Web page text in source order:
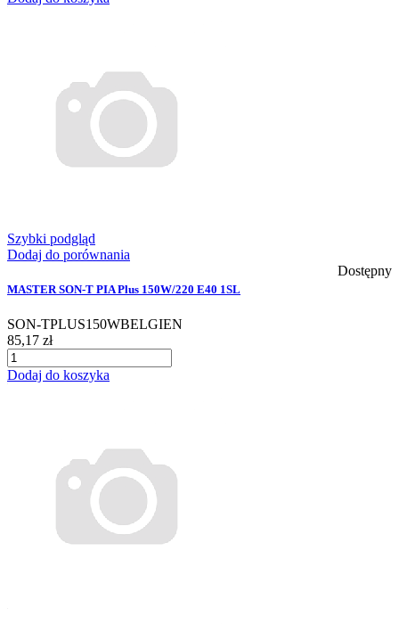
Szybki podgląd
Dodaj do porównania
Dostępny
MASTER SON-T PIA Plus 150W/220 E40 1SL
SON-TPLUS150WBELGIEN
85,17 zł
Dodaj do koszyka